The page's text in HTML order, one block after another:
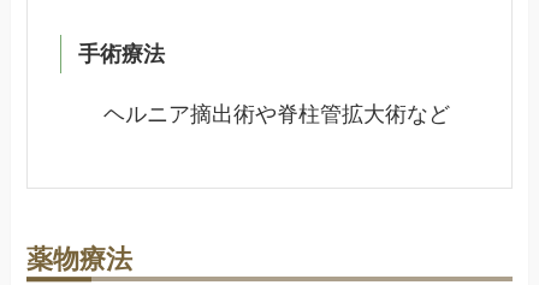
手術療法
ヘルニア摘出術や脊柱管拡大術など
薬物療法